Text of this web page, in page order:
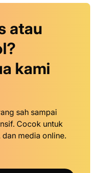
atau
kami
sah sampai
Cocok untuk
media online.